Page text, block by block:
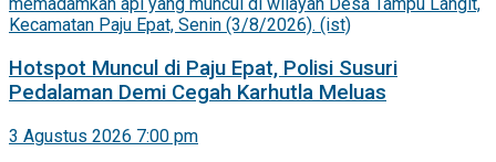
Hotspot Muncul di Paju Epat, Polisi Susuri
Pedalaman Demi Cegah Karhutla Meluas
3 Agustus 2026 7:00 pm